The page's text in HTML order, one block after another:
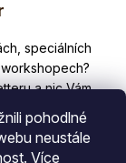
pohodlné
neustále
Více